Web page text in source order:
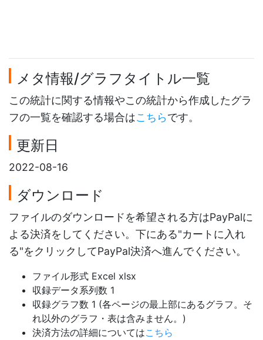
メタ情報/グラフタイトル一覧
この統計に関する情報やこの統計から作成したグラ
フの一覧を確認する場合はこちらです。
更新日
2022-08-16
ダウンロード
ファイルのダウンロードを希望される方はPayPalに
よる決済をしてください。下にある"カートに入れ
る"をクリックしてPayPal決済へ進んでください。
ファイル形式 Excel xlsx
収録データ系列数 1
収録グラフ数 1 (各ページの最上部にあるグラフ。そ
れ以外のグラフ・表は含みません。)
決済方法の詳細についてはこちら